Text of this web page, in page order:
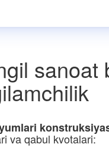
va qabul kvotalari: